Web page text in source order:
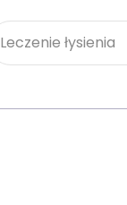
Leczenie łysienia